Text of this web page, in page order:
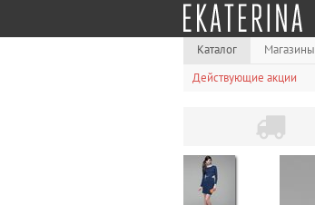
Каталог Магазины
Действующие акции